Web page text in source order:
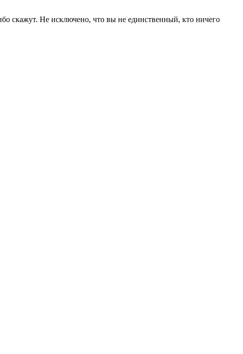
скажут. Не исключено, что вы не единственный, кто ничего